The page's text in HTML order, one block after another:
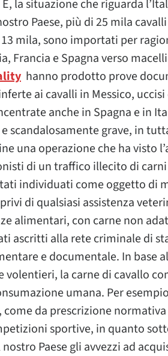
la situazione che riguarda
Paese, più di 25 mila
mila, sono importati per
Francia e Spagna verso
hanno prodotto prove
ai cavalli in Messico,
anche in Spagna e in
scandalosamente grave, in
una operazione che ha visto
di un traffico illecito di carni
individuati come oggetto di
di qualsiasi assistenza
alimentari, con carne non
ascritti alla rete criminale di
e documentale. In base
volentieri, la carne di cavallo
umana. Per
da prescrizione
sportive, in quanto
Paese gli avvezzi ad